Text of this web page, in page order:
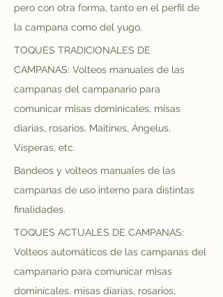
pero con otra forma, tanto en el perfil de
la campana como del yugo.
TOQUES TRADICIONALES DE
CAMPANAS: Volteos manuales de las
campanas del campanario para
comunicar misas dominicales, misas
diarias, rosarios, Maitines, Ángelus,
Vísperas, etc.
Bandeos y volteos manuales de las
campanas de uso interno para distintas
finalidades.
TOQUES ACTUALES DE CAMPANAS:
Volteos automáticos de las campanas del
campanario para comunicar misas
dominicales, misas diarias, rosarios,